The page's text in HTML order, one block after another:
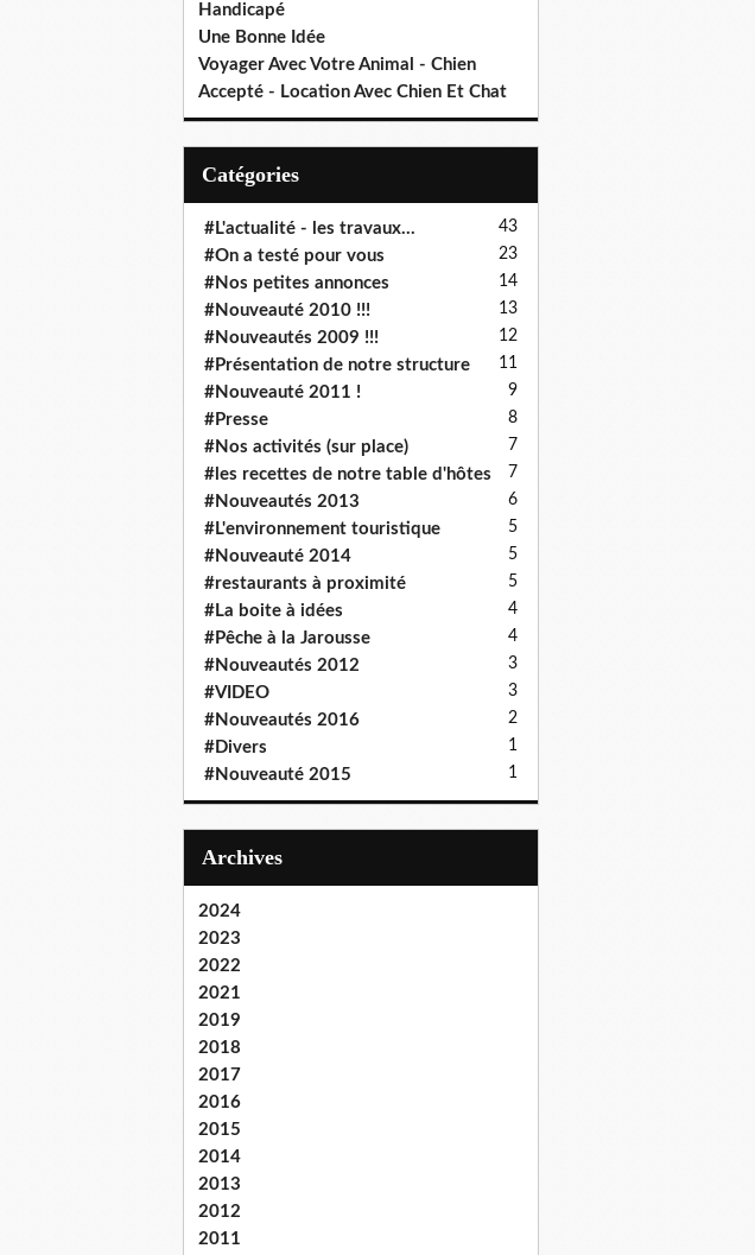
Handicapé
Une Bonne Idée
Voyager Avec Votre Animal - Chien
Accepté - Location Avec Chien Et Chat
Catégories
#L'actualité - les travaux... 43
#On a testé pour vous 23
#Nos petites annonces 14
#Nouveauté 2010 !!! 13
#Nouveautés 2009 !!! 12
#Présentation de notre structure 11
#Nouveauté 2011 ! 9
#Presse 8
#Nos activités (sur place) 7
#les recettes de notre table d'hôtes 7
#Nouveautés 2013 6
#L'environnement touristique 5
#Nouveauté 2014 5
#restaurants à proximité 5
#La boite à idées 4
#Pêche à la Jarousse 4
#Nouveautés 2012 3
#VIDEO 3
#Nouveautés 2016 2
#Divers 1
#Nouveauté 2015 1
Archives
2024
2023
2022
2021
2019
2018
2017
2016
2015
2014
2013
2012
2011